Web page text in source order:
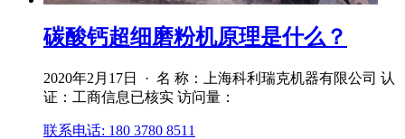
碳酸钙超细磨粉机原理是什么？
2020年2月17日 · 名 称：上海科利瑞克机器有限公司 认
证：工商信息已核实 访问量：
联系电话: 180 3780 8511